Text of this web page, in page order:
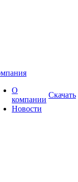
О
компании
Новости
Скачать